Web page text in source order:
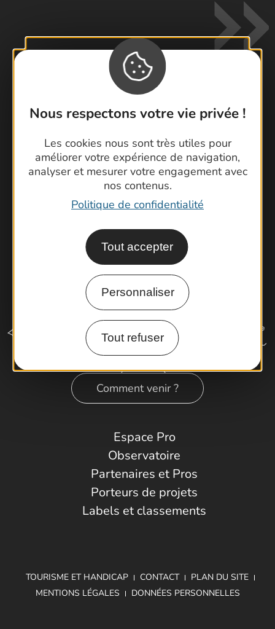
Nous respectons votre vie privée !
Les cookies nous sont très utiles pour
améliorer votre expérience de navigation,
analyser et mesurer votre engagement avec
nos contenus.
Politique de confidentialité
Tout accepter
Personnaliser
Tout refuser
Contactez-nous !
Brochures
Cartoguides et Topoguides
Latitude Gard
Comment venir ?
Espace Pro
Observatoire
Partenaires et Pros
Porteurs de projets
Labels et classements
TOURISME ET HANDICAP CONTACT
PLAN DU SITE
MENTIONS LÉGALES
DONNÉES PERSONNELLES